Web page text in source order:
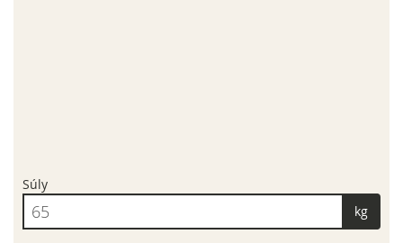
Súly
kg